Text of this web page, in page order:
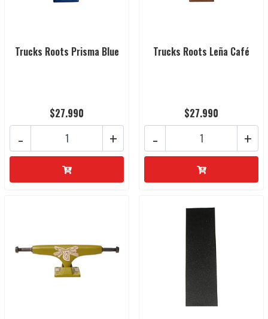
Trucks Roots Prisma Blue
$27.990
+
-
Trucks Roots Leña Café
$27.990
+
-